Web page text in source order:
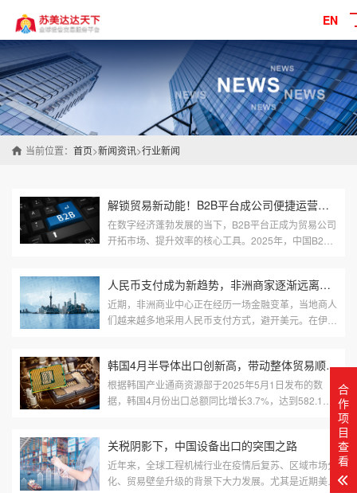
EN
当前位置： 首页>新闻资讯>行业新闻
解锁贸易新动能！B2B平台成公司便捷运营引擎
在数字经济蓬勃发展的当下，B2B平台正成为贸易公司
开拓市场、提升效率的核心工具。2025年，中国B2B
人民币支付成为新趋势，非洲商家逐渐远离美元
近期，非洲商业中心正在经历一场金融变革，当地商人
们越来越多地采用人民币支付方式，避开美元。在伊斯
韩国4月半导体出口创新高，带动整体贸易顺差扩大
根据韩国产业通商资源部于2025年5月1日发布的数
据，韩国4月份出口总额同比增长3.7%，达到582.1亿
关税阴影下，中国设备出口的突围之路
近年来，全球工程机械行业在疫情后复苏、区域市场分
化、贸易壁垒升级的背景下大力发展。尤其是近期美国
合
作
项
目
查
看